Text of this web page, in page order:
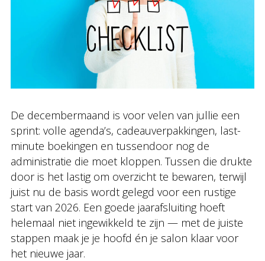
De decembermaand is voor velen van jullie een
sprint: volle agenda’s, cadeauverpakkingen, last-
minute boekingen en tussendoor nog de
administratie die moet kloppen. Tussen die drukte
door is het lastig om overzicht te bewaren, terwijl
juist nu de basis wordt gelegd voor een rustige
start van 2026. Een goede jaarafsluiting hoeft
helemaal niet ingewikkeld te zijn — met de juiste
stappen maak je je hoofd én je salon klaar voor
het nieuwe jaar.